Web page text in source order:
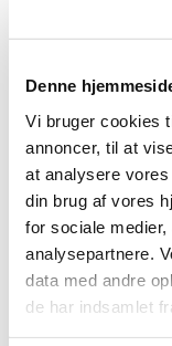
Denne
Vi bruger cookies
annoncer, til at
at analysere
din brug af vores
for sociale
analysepartnere.
data med andre
de har indsamlet
Fødested.
Disse oplysninger
personoplysninger
.
følsomme
som oplysninger om
eller filosofisk
Det er derfor